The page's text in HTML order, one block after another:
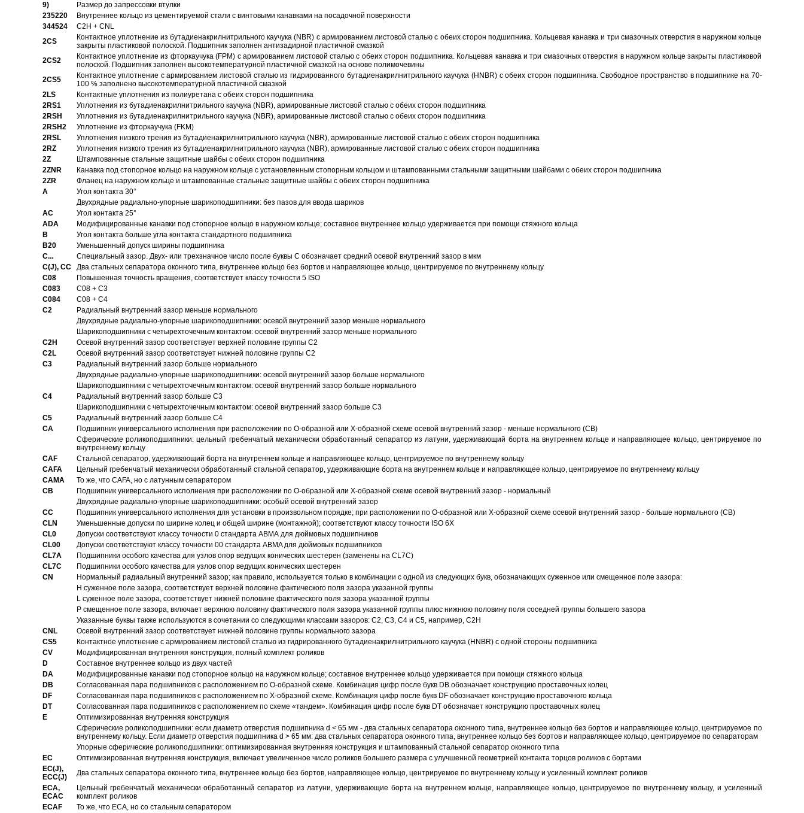
9)
Размер до запрессовки втулки
235220
Внутреннее кольцо из цементируемой стали с винтовыми канавками на посадочной поверхности
344524
C2H + CNL
2CS
Контактное уплотнение из бутадиенакрилнитрильного каучука (NBR) с армированием листовой сталью с обеих сторон подшипника. Кольцевая канавка и три смазочных отверстия в наружном кольце
закрыты пластиковой полоской. Подшипник заполнен антизадирной пластичной смазкой
2CS2
Контактное уплотнение из фторкаучука (FPM) с армированием листовой сталью с обеих сторон подшипника. Кольцевая канавка и три смазочных отверстия в наружном кольце закрыты пластиковой
полоской. Подшипник заполнен высокотемпературной пластичной смазкой на основе полимочевины
2CS5
Контактное уплотнение с армированием листовой сталью из гидрированного бутадиенакрилнитрильного каучука (HNBR) с обеих сторон подшипника. Свободное пространство в подшипнике на 70-
100 % заполнено высокотемпературной пластичной смазкой
2LS
Контактные уплотнения из полиуретана с обеих сторон подшипника
2RS1
Уплотнения из бутадиенакрилнитрильного каучука (NBR), армированные листовой сталью с обеих сторон подшипника
2RSH
Уплотнения из бутадиенакрилнитрильного каучука (NBR), армированные листовой сталью с обеих сторон подшипника
2RSH2
Уплотнение из фторкаучука (FKM)
2RSL
Уплотнения низкого трения из бутадиенакрилнитрильного каучука (NBR), армированные листовой сталью с обеих сторон подшипника
2RZ
Уплотнения низкого трения из бутадиенакрилнитрильного каучука (NBR), армированные листовой сталью с обеих сторон подшипника
2Z
Штампованные стальные защитные шайбы с обеих сторон подшипника
2ZNR
Канавка под стопорное кольцо на наружном кольце с установленным стопорным кольцом и штампованными стальными защитными шайбами с обеих сторон подшипника
2ZR
Фланец на наружном кольце и штампованные стальные защитные шайбы с обеих сторон подшипника
A
Угол контакта 30°
Двухрядные радиально-упорные шарикоподшипники: без пазов для ввода шариков
AC
Угол контакта 25°
ADA
Модифицированные канавки под стопорное кольцо в наружном кольце; составное внутреннее кольцо удерживается при помощи стяжного кольца
B
Угол контакта больше угла контакта стандартного подшипника
B20
Уменьшенный допуск ширины подшипника
C...
Специальный зазор. Двух- или трехзначное число после буквы С обозначает средний осевой внутренний зазор в мкм
C(J), CC
Два стальных сепаратора оконного типа, внутреннее кольцо без бортов и направляющее кольцо, центрируемое по внутреннему кольцу
C08
Повышенная точность вращения, соответствует классу точности 5 ISO
C083
C08 + C3
C084
C08 + C4
C2
Pадиальный внутренний зазор меньше нормального
Двухрядные радиально-упорные шарикоподшипники: осевой внутренний зазор меньше нормального
Шарикоподшипники с четырехточечным контактом: осевой внутренний зазор меньше нормального
C2H
Осевой внутренний зазор соответствует верхней половине группы C2
C2L
Осевой внутренний зазор соответствует нижней половине группы C2
C3
Pадиальный внутренний зазор больше нормального
Двухрядные радиально-упорные шарикоподшипники: осевой внутренний зазор больше нормального
Шарикоподшипники с четырехточечным контактом: осевой внутренний зазор больше нормального
C4
Pадиальный внутренний зазор больше C3
Шарикоподшипники с четырехточечным контактом: осевой внутренний зазор больше C3
C5
Pадиальный внутренний зазор больше C4
CA
Подшипник универсального исполнения при расположении по О-образной или Х-образной схеме осевой внутренний зазор - меньше нормального (CB)
Сферические роликоподшипники: цельный гребенчатый механически обработанный сепаратор из латуни, удерживающий борта на внутреннем кольце и направляющее кольцо, центрируемое по
внутреннему кольцу
CAF
Стальной сепаратор, удерживающий борта на внутреннем кольце и направляющее кольцо, центрируемое по внутреннему кольцу
CAFA
Цельный гребенчатый механически обработанный стальной сепаратор, удерживающие борта на внутреннем кольце и направляющее кольцо, центрируемое по внутреннему кольцу
CAMA
То же, что CAFA, но с латунным сепаратором
CB
Подшипник универсального исполнения при расположении по О-образной или Х-образной схеме осевой внутренний зазор - нормальный
Двухрядные радиально-упорные шарикоподшипники: особый осевой внутренний зазор
CC
Подшипник универсального исполнения для установки в произвольном порядке; при расположении по О-образной или Х-образной схеме осевой внутренний зазор - больше нормального (CB)
CLN
Уменьшенные допуски по ширине колец и общей ширине (монтажной); соответствуют классу точности ISO 6X
CL0
Допуски соответствуют классу точности 0 стандарта АВМА для дюймовых подшипников
CL00
Допуски соответствуют классу точности 00 стандарта ABMA для дюймовых подшипников
CL7A
Подшипники особого качества для узлов опор ведущих конических шестерен (заменены на CL7C)
CL7C
Подшипники особого качества для узлов опор ведущих конических шестерен
CN
Hормальный радиальный внутренний зазор; как правило, используется только в комбинации с одной из следующих букв, обозначающих суженное или смещенное поле зазора:
H суженное поле зазора, соответствует верхней половине фактического поля зазора указанной группы
L суженное поле зазора, соответствует нижней половине фактического поля зазора указанной группы
P смещенное поле зазора, включает верхнюю половину фактического поля зазора указанной группы плюс нижнюю половину поля соседней группы большего зазора
Указанные буквы также используются в сочетании со следующими классами зазоров: С2, C3, С4 и С5, например, С2Н
CNL
Осевой внутренний зазор соответствует нижней половине группы нормального зазора
CS5
Контактное уплотнение с армированием листовой сталью из гидрированного бутадиенакрилнитрильного каучука (HNBR) с одной стороны подшипника
CV
Модифицированная внутренняя конструкция, полный комплект роликов
D
Составное внутреннее кольцо из двух частей
DA
Модифицированные канавки под стопорное кольцо на наружном кольце; составное внутреннее кольцо удерживается при помощи стяжного кольца
DB
Согласованная пара подшипников с расположением по О-образной схеме. Комбинация цифр после букв DB обозначает конструкцию проставочных колец
DF
Согласованная пара подшипников с расположением по Х-образной схеме. Комбинация цифр после букв DF обозначает конструкцию проставочного кольца
DT
Согласованная пара подшипников с расположением по схеме «тандем». Комбинация цифр после букв DT обозначает конструкцию проставочных колец
E
Оптимизированная внутренняя конструкция
Сферические роликоподшипники: если диаметр отверстия подшипника d < 65 мм - два стальных сепаратора оконного типа, внутреннее кольцо без бортов и направляющее кольцо, центрируемое по
внутреннему кольцу. Если диаметр отверстия подшипника d > 65 мм: два стальных сепаратора оконного типа, внутреннее кольцо без бортов и направляющее кольцо, центрируемое по сепараторам
Упорные сферические роликоподшипники: оптимизированная внутренняя конструкция и штампованный стальной сепаратор оконного типа
EC
Oптимизированная внутренняя конструкция, включает увеличенное число роликов большего размера с улучшенной геометрией контакта торцов роликов с бортами
EC(J),
ECC(J)
Два стальных сепаратора оконного типа, внутреннее кольцо без бортов, направляющее кольцо, центрируемое по внутреннему кольцу и усиленный комплект роликов
ECA,
ECAC
Цельный гребенчатый механически обработанный сепаратор из латуни, удерживающие борта на внутреннем кольце, направляющее кольцо, центрируемое по внутреннему кольцу, и усиленный
комплект роликов
ECAF
То же, что ECA, но со стальным сепаратором